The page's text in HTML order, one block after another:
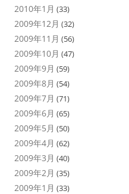
2010年1月 (33)
2009年12月 (32)
2009年11月 (56)
2009年10月 (47)
2009年9月 (59)
2009年8月 (54)
2009年7月 (71)
2009年6月 (65)
2009年5月 (50)
2009年4月 (62)
2009年3月 (40)
2009年2月 (35)
2009年1月 (33)